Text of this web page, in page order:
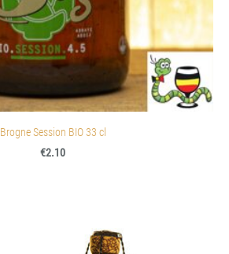
Brogne Session BIO 33 cl
€2.10